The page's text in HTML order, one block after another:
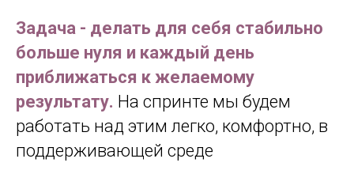
Задача - делать для себя стабильно
больше нуля и каждый день
приближаться к желаемому
результату. На спринте мы будем
работать над этим легко, комфортно, в
поддерживающей среде